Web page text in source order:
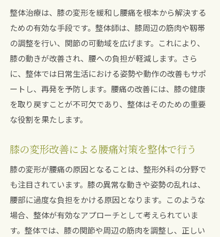
整体治療は、膝の変形を緩和し腰痛を根本から解決する
ための有効な手段です。整体師は、膝周辺の筋肉や靱帯
の調整を行い、関節の可動域を広げます。これにより、
膝の動きが改善され、腰への負担が軽減します。さら
に、整体では日常生活における姿勢や動作の改善もサポ
ートし、再発を予防します。腰痛の改善には、膝の健康
を取り戻すことが不可欠であり、整体はそのための重要
な役割を果たします。
膝の変形改善による腰痛対策を整体で行う
膝の変形が腰痛の原因となることは、整形外科の分野で
も注目されています。膝の異常な動きや姿勢の乱れは、
腰部に過度な負担をかける原因となります。このような
場合、整体が有効なアプローチとして考えられていま
す。整体では、膝の関節や周辺の筋肉を調整し、正しい